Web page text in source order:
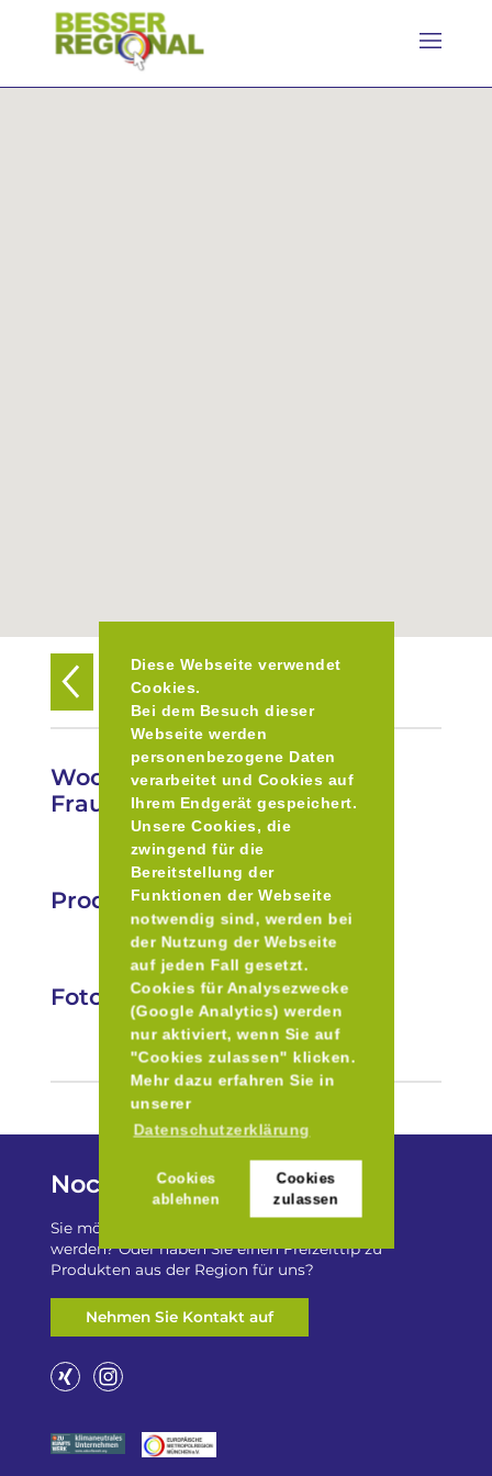
Diese Webseite verwendet
Cookies.
Bei dem Besuch dieser
Webseite werden
personenbezogene Daten
verarbeitet und Cookies auf
Ihrem Endgerät gespeichert.
Unsere Cookies, die
zwingend für die
Bereitstellung der
Funktionen der Webseite
notwendig sind, werden bei
der Nutzung der Webseite
auf jeden Fall gesetzt.
Cookies für Analysezwecke
(Google Analytics) werden
nur aktiviert, wenn Sie auf
"Cookies zulassen" klicken.
Mehr dazu erfahren Sie in
unserer
Datenschutzerklärung
Cookies
ablehnen
Cookies
zulassen
Zurück zur Übersicht
Wochenmarkt in Moosen b.
Frauenharting
Produkte
Fotos
Noch Fragen?
Sie möchten auf „Besser Regional“ gelistet
werden? Oder haben Sie einen Freizeittip zu
Produkten aus der Region für uns?
Nehmen Sie Kontakt auf